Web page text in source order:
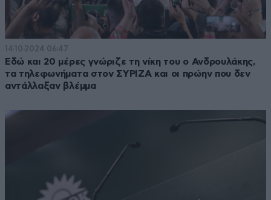
14·10·2024 06:47
Εδώ και 20 μέρες γνώριζε τη νίκη του ο Ανδρουλάκης,
τα τηλεφωνήματα στον ΣΥΡΙΖΑ και οι πρώην που δεν
αντάλλαξαν βλέμμα